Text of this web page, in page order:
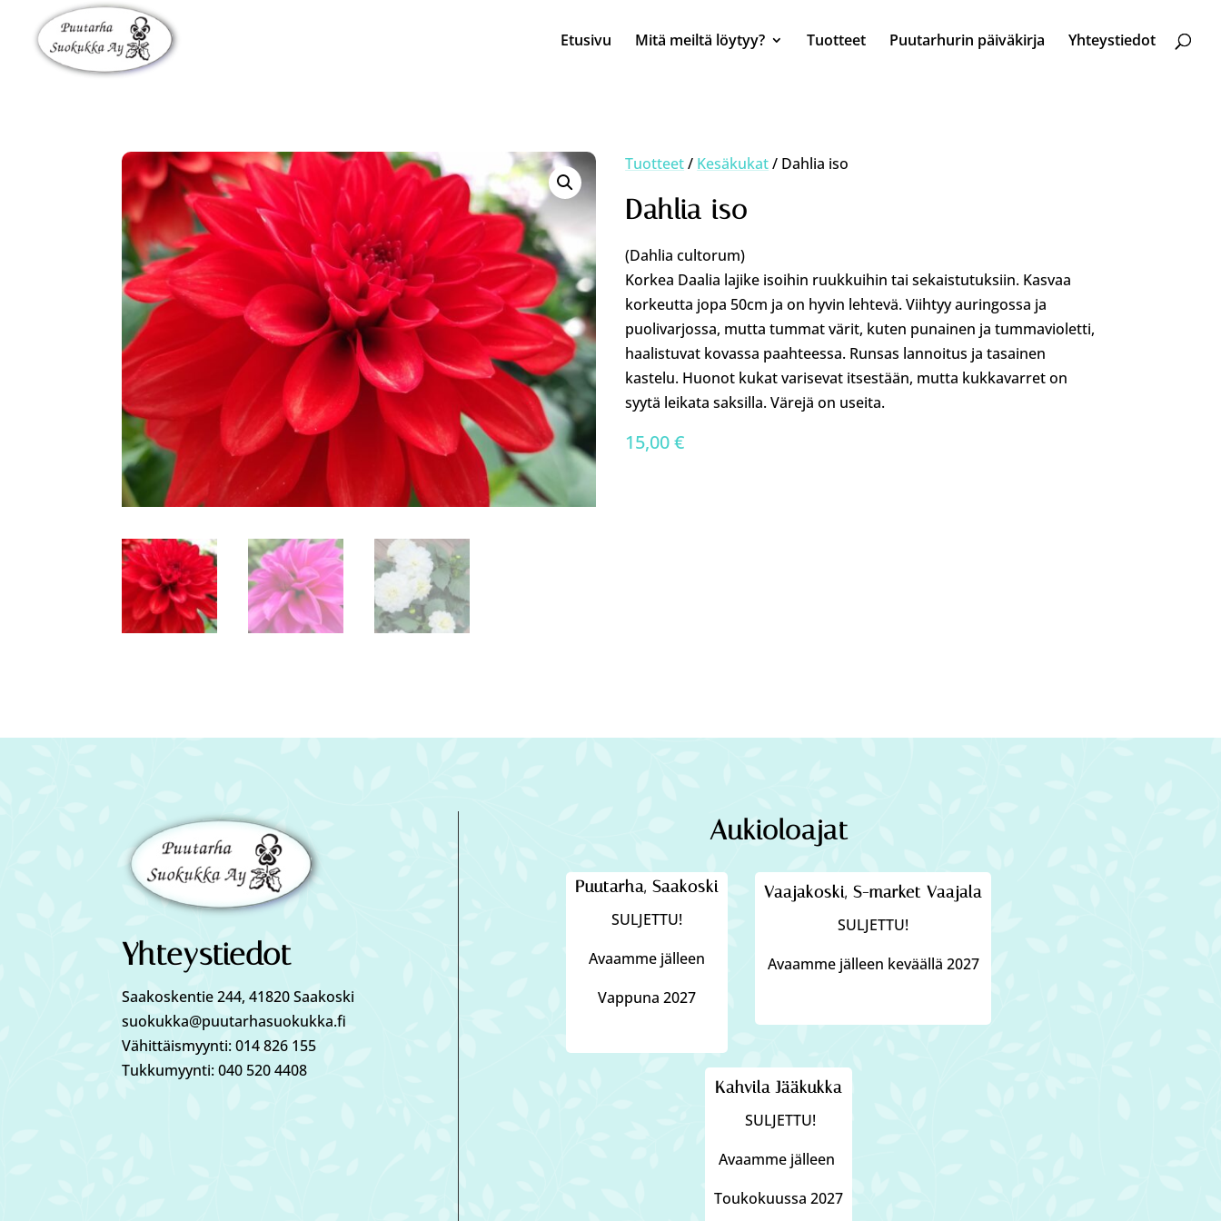
Etusivu Mitä meiltä löytyy? Tuotteet Puutarhurin päiväkirja Yhteystiedot
Tuotteet/ Kesäkukat/ Dahlia iso
Dahlia iso
(Dahlia cultorum)
Korkea Daalia lajike isoihin ruukkuihin tai sekaistutuksiin. Kasvaa
korkeutta jopa 50cm ja on hyvin lehtevä. Viihtyy auringossa ja
puolivarjossa, mutta tummat värit, kuten punainen ja tummavioletti,
haalistuvat kovassa paahteessa. Runsas lannoitus ja tasainen
kastelu. Huonot kukat varisevat itsestään, mutta kukkavarret on
syytä leikata saksilla. Värejä on useita.
15,00€
Yhteystiedot
Saakoskentie 244, 41820 Saakoski
suokukka@puutarhasuokukka.fi
Vähittäismyynti: 014 826 155
Tukkumyynti: 040 520 4408
Aukioloajat
Puutarha, Saakoski
SULJETTU!
Avaamme jälleen
Vappuna 2027
Vaajakoski, S-market Vaajala
SULJETTU!
Avaamme jälleen keväällä 2027
Kahvila Jääkukka
SULJETTU!
Avaamme jälleen
Toukokuussa 2027